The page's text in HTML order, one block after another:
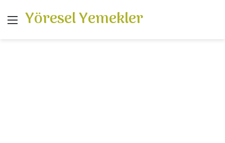
Menü
Yöresel Yemekler